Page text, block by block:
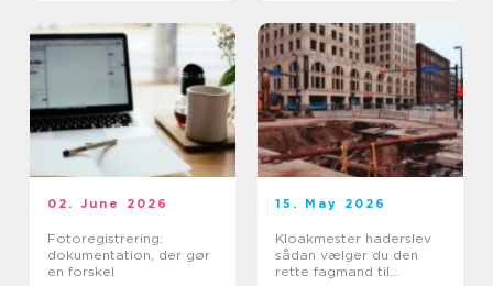
02. June 2026
Fotoregistrering:
dokumentation, der gør
en forskel
15. May 2026
Kloakmester haderslev
sådan vælger du den
rette fagmand til